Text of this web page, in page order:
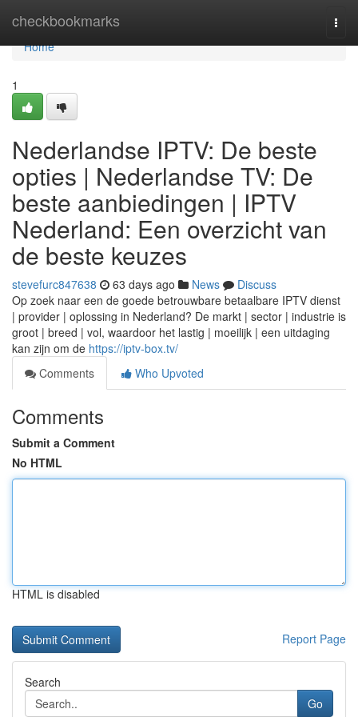
checkbookmarks
Home
Home
1
Nederlandse IPTV: De beste
opties | Nederlandse TV: De
beste aanbiedingen | IPTV
Nederland: Een overzicht van
de beste keuzes
stevefurc847638 63 days ago News
Discuss
Op zoek naar een de goede betrouwbare betaalbare IPTV dienst
| provider | oplossing in Nederland? De markt | sector | industrie is
groot | breed | vol, waardoor het lastig | moeilijk | een uitdaging
kan zijn om de https://iptv-box.tv/
Comments
Who Upvoted
Comments
Submit a Comment
No HTML
HTML is disabled
Report Page
Search
Go